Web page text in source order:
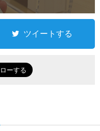
ツイートする